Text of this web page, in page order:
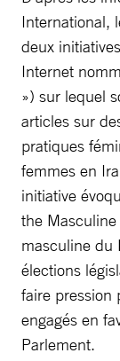
International,
deux
Internet
») sur lequel
articles sur
pratiques
femmes en
initiative
the
masculine du
élections
faire pression
engagés en
Parlement.